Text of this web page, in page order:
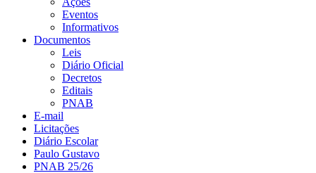
Eventos
Informativos
Documentos
Leis
Diário Oficial
Decretos
Editais
PNAB
E-mail
Licitações
Diário Escolar
Paulo Gustavo
PNAB 25/26